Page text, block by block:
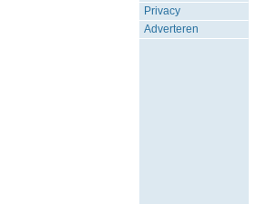
Privacy
Adverteren